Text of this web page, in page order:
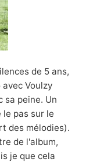
de 5 ans,
Voulzy
sa peine. Un
pas sur le
des mélodies).
de l'album,
je que cela